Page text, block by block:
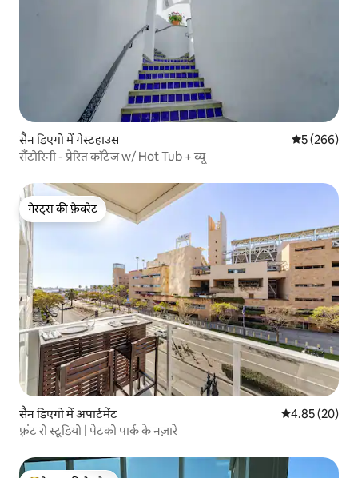
सैन डिएगो में गेस्टहाउस औसत रेटिंग 5
5 (266)
सैंटोरिनी - प्रेरित कॉटेज w/ Hot Tub + व्यू
गेस्ट्स की फ़ेवरेट
गेस्ट्स की फ़ेवरेट
सैन डिएगो में अपार्टमेंट औसत रेटिंग 5 में
4.85 (20)
फ़्रंट रो स्टूडियो | पेटको पार्क के नज़ारे